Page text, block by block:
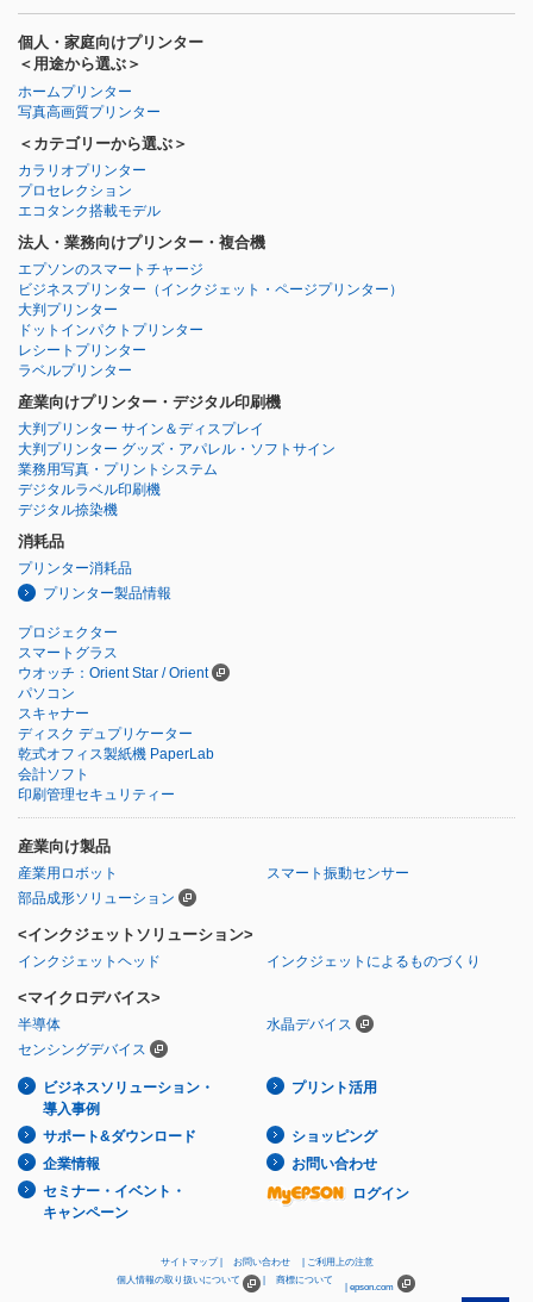
個人・家庭向けプリンター
＜用途から選ぶ＞
ホームプリンター
写真高画質プリンター
＜カテゴリーから選ぶ＞
カラリオプリンター
プロセレクション
エコタンク搭載モデル
法人・業務向けプリンター・複合機
エプソンのスマートチャージ
ビジネスプリンター （インクジェット・ページプリンター）
大判プリンター
ドットインパクトプリンター
レシートプリンター
ラベルプリンター
産業向けプリンター・デジタル印刷機
大判プリンター サイン＆ディスプレイ
大判プリンター グッズ・アパレル・ソフトサイン
業務用写真・プリントシステム
デジタルラベル印刷機
デジタル捺染機
消耗品
プリンター消耗品
プリンター製品情報
プロジェクター
スマートグラス
ウオッチ：Orient Star / Orient
パソコン
スキャナー
ディスク デュプリケーター
乾式オフィス製紙機 PaperLab
会計ソフト
印刷管理セキュリティー
産業向け製品
産業用ロボット
スマート振動センサー
部品成形ソリューション
<インクジェットソリューション>
インクジェットヘッド インクジェットによるものづくり
<マイクロデバイス>
半導体
水晶デバイス
センシングデバイス
ビジネスソリューション・
導入事例
プリント活用
サポート&ダウンロード
ショッピング
企業情報
お問い合わせ
セミナー・イベント・
キャンペーン
ログイン
サイトマップ お問い合わせ
ご利用上の注意
個人情報の取り扱いについて
商標について
epson.com